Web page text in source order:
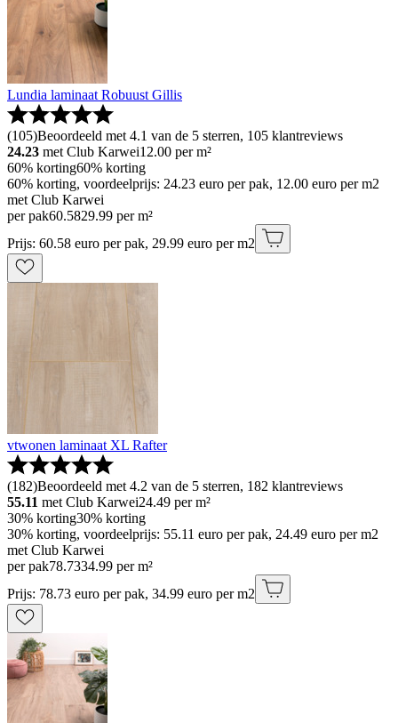
Lundia laminaat Robuust Gillis
(105)Beoordeeld met 4.1 van de 5 sterren, 105 klantreviews
24.23 met Club Karwei12.00 per m²
60% korting60% korting
60% korting, voordeelprijs: 24.23 euro per pak, 12.00 euro per m2
met Club Karwei
per pak60.5829.99 per m²
Prijs: 60.58 euro per pak, 29.99 euro per m2
vtwonen laminaat XL Rafter
(182)Beoordeeld met 4.2 van de 5 sterren, 182 klantreviews
55.11 met Club Karwei24.49 per m²
30% korting30% korting
30% korting, voordeelprijs: 55.11 euro per pak, 24.49 euro per m2
met Club Karwei
per pak78.7334.99 per m²
Prijs: 78.73 euro per pak, 34.99 euro per m2